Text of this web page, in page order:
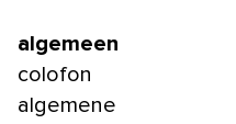
algemeen
colofon
algemene